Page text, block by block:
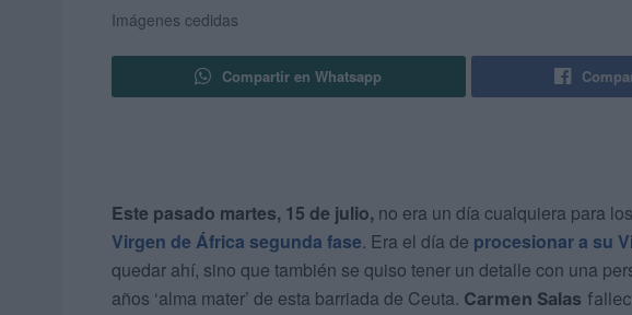
Imágenes cedidas
Compartir en Whatsapp
Este pasado martes, 15 de julio, no era un día cualquiera para
Virgen de África segunda fase. Era el día de procesionar a su
quedar ahí, sino que también se quiso tener un detalle con una
años ‘alma mater’ de esta barriada de Ceuta. Carmen Salas